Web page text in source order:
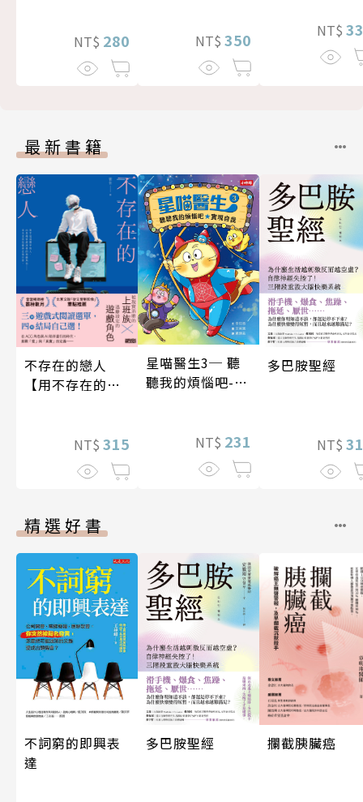
NT$ 280 NT$ 350 NT$
最新書籍
不存在的戀人
【用不存在的
NT$ 315
星喵醫生3─ 聽
聽我的煩惱吧-實
NT$ 231
多巴胺聖經
NT$
精選好書
不詞窮的即興表
達
多巴胺聖經 攔截胰臟癌